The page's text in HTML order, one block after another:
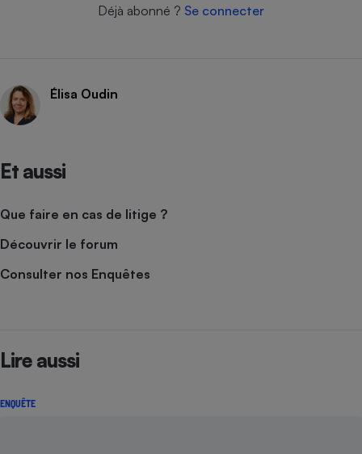
Déjà abonné ? Se connecter
Élisa Oudin
Et aussi
Que faire en cas de litige ?
Découvrir le forum
Consulter nos Enquêtes
Lire aussi
ENQUÊTE